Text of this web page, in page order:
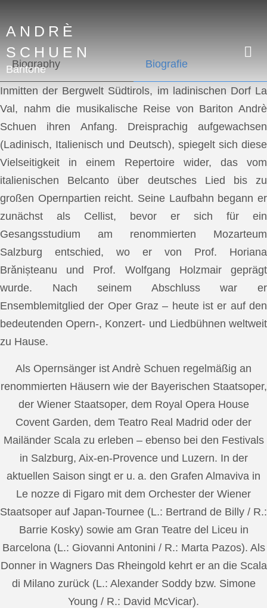
ANDRÈ
SCHUEN
Baritone
Biography Biografie
Inmitten der Bergwelt Südtirols, im ladinischen Dorf La
Val, nahm die musikalische Reise von Bariton Andrè
Schuen ihren Anfang. Dreisprachig aufgewachsen
(Ladinisch, Italienisch und Deutsch), spiegelt sich diese
Vielseitigkeit in einem Repertoire wider, das vom
italienischen Belcanto über deutsches Lied bis zu
großen Opernpartien reicht. Seine Laufbahn begann er
zunächst als Cellist, bevor er sich für ein
Gesangsstudium am renommierten Mozarteum
Salzburg entschied, wo er von Prof. Horiana
Brănișteanu und Prof. Wolfgang Holzmair geprägt
wurde. Nach seinem Abschluss war er
Ensemblemitglied der Oper Graz – heute ist er auf den
bedeutenden Opern-, Konzert- und Liedbühnen weltweit
zu Hause.
Als Opernsänger ist Andrè Schuen regelmäßig an
renommierten Häusern wie der Bayerischen Staatsoper,
der Wiener Staatsoper, dem Royal Opera House
Covent Garden, dem Teatro Real Madrid oder der
Mailänder Scala zu erleben – ebenso bei den Festivals
in Salzburg, Aix-en-Provence und Luzern. In der
aktuellen Saison singt er u. a. den Grafen Almaviva in
Le nozze di Figaro mit dem Orchester der Wiener
Staatsoper auf Japan-Tournee (L.: Bertrand de Billy / R.:
Barrie Kosky) sowie am Gran Teatre del Liceu in
Barcelona (L.: Giovanni Antonini / R.: Marta Pazos). Als
Donner in Wagners Das Rheingold kehrt er an die Scala
di Milano zurück (L.: Alexander Soddy bzw. Simone
Young / R.: David McVicar).